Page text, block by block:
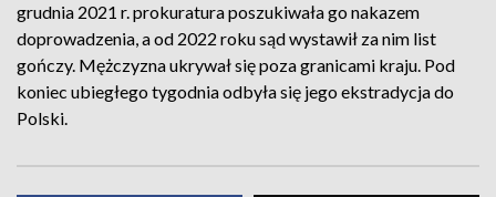
grudnia 2021 r. prokuratura poszukiwała go nakazem
doprowadzenia, a od 2022 roku sąd wystawił za nim list
gończy. Mężczyzna ukrywał się poza granicami kraju. Pod
koniec ubiegłego tygodnia odbyła się jego ekstradycja do
Polski.